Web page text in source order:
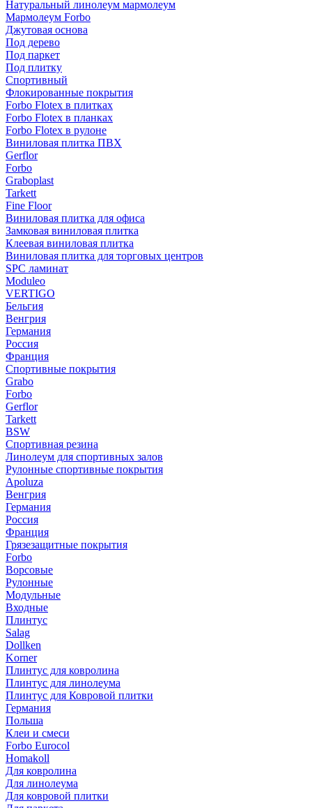
Натуральный линолеум мармолеум
Мармолеум Forbo
Джутовая основа
Под дерево
Под паркет
Под плитку
Спортивный
Флокированные покрытия
Forbo Flotex в плитках
Forbo Flotex в планках
Forbo Flotex в рулоне
Виниловая плитка ПВХ
Gerflor
Forbo
Graboplast
Tarkett
Fine Floor
Виниловая плитка для офиса
Замковая виниловая плитка
Клеевая виниловая плитка
Виниловая плитка для торговых центров
SPC ламинат
Moduleo
VERTIGO
Бельгия
Венгрия
Германия
Россия
Франция
Спортивные покрытия
Grabo
Forbo
Gerflor
Tarkett
BSW
Спортивная резина
Линолеум для спортивных залов
Рулонные спортивные покрытия
Apoluza
Венгрия
Германия
Россия
Франция
Грязезащитные покрытия
Forbo
Ворсовые
Рулонные
Модульные
Входные
Плинтус
Salag
Dollken
Korner
Плинтус для ковролина
Плинтус для линолеума
Плинтус для Ковровой плитки
Германия
Польша
Клеи и смеси
Forbo Eurocol
Homakoll
Для ковролина
Для линолеума
Для ковровой плитки